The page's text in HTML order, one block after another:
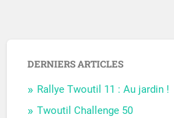
DERNIERS ARTICLES
Rallye Twoutil 11 : Au jardin !
Twoutil Challenge 50